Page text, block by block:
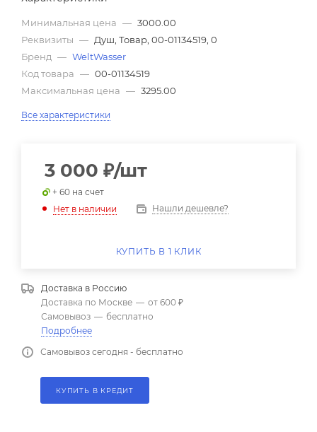
Минимальная цена — 3000.00
Реквизиты — Душ, Товар, 00-01134519, 0
Бренд — WeltWasser
Код товара — 00-01134519
Максимальная цена — 3295.00
Все характеристики
3 000 ₽/шт
+ 60 на счет
Нет в наличии
Нашли дешевле?
КУПИТЬ В 1 КЛИК
Доставка в Россию
Доставка по Москве — от 600 ₽
Самовывоз — бесплатно
Подробнее
Самовывоз сегодня - бесплатно
КУПИТЬ В КРЕДИТ